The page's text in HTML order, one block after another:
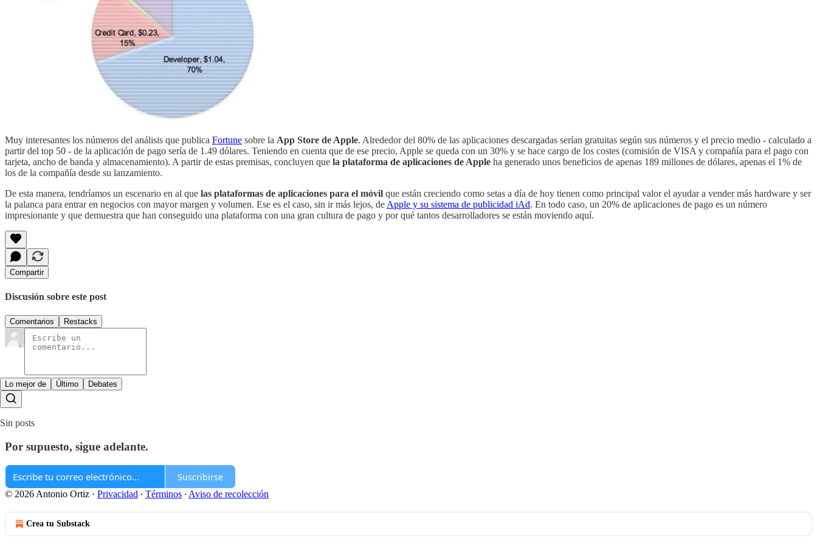
Muy interesantes los números del análisis que publica Fortune sobre la App Store de Apple. Alrededor del 80% de las aplicaciones descargadas serían gratuitas según sus números y el precio medio - calculado a
partir del top 50 - de la aplicación de pago sería de 1.49 dólares. Teniendo en cuenta que de ese precio, Apple se queda con un 30% y se hace cargo de los costes (comisión de VISA y compañía para el pago con
tarjeta, ancho de banda y almacenamiento). A partir de estas premisas, concluyen que la plataforma de aplicaciones de Apple ha generado unos beneficios de apenas 189 millones de dólares, apenas el 1% de
los de la compañía desde su lanzamiento.
De esta manera, tendríamos un escenario en al que las plataformas de aplicaciones para el móvil que están creciendo como setas a día de hoy tienen como principal valor el ayudar a vender más hardware y ser
la palanca para entrar en negocios con mayor margen y volumen. Ese es el caso, sin ir más lejos, de Apple y su sistema de publicidad iAd. En todo caso, un 20% de aplicaciones de pago es un número
impresionante y que demuestra que han conseguido una plataforma con una gran cultura de pago y por qué tantos desarrolladores se están moviendo aquí.
Compartir
Discusión sobre este post
Comentarios Restacks
Lo mejor de Último Debates
Sin posts
Por supuesto, sigue adelante.
Suscribirse
© 2026 Antonio Ortiz · Privacidad ∙ Términos ∙ Aviso de recolección
Crea tu Substack